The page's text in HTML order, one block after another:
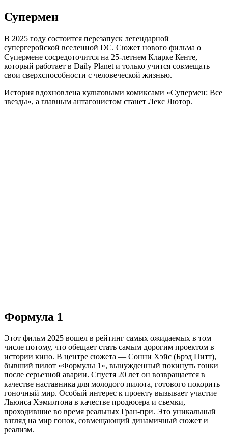
Супермен
В 2025 году состоится перезапуск легендарной
супергеройской вселенной DC. Сюжет нового фильма о
Супермене сосредоточится на 25-летнем Кларке Кенте,
который работает в Daily Planet и только учится совмещать
свои сверхспособности с человеческой жизнью.
История вдохновлена культовыми комиксами «Супермен: Все
звезды», а главным антагонистом станет Лекс Лютор.
Формула 1
Этот фильм 2025 вошел в рейтинг самых ожидаемых в том
числе потому, что обещает стать самым дорогим проектом в
истории кино. В центре сюжета — Сонни Хэйс (Брэд Питт),
бывший пилот «Формулы 1», вынужденный покинуть гонки
после серьезной аварии. Спустя 20 лет он возвращается в
качестве наставника для молодого пилота, готового покорить
гоночный мир. Особый интерес к проекту вызывает участие
Льюиса Хэмилтона в качестве продюсера и съемки,
проходившие во время реальных Гран-при. Это уникальный
взгляд на мир гонок, совмещающий динамичный сюжет и
реализм.